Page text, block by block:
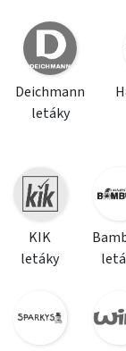
Deichmann
letáky
KIK
letáky